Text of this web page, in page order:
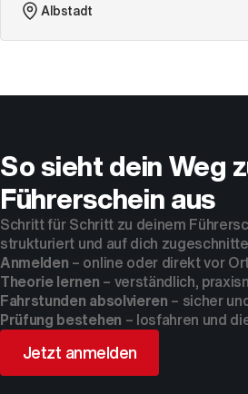
Albstadt
So sieht dein Weg
Führerschein aus
Schritt für Schritt zu deinem
strukturiert und auf dich
Anmelden – online oder direkt vor
Theorie lernen – verständlich,
Fahrstunden absolvieren – sicher
Prüfung bestehen – losfahren und
Jetzt anmelden